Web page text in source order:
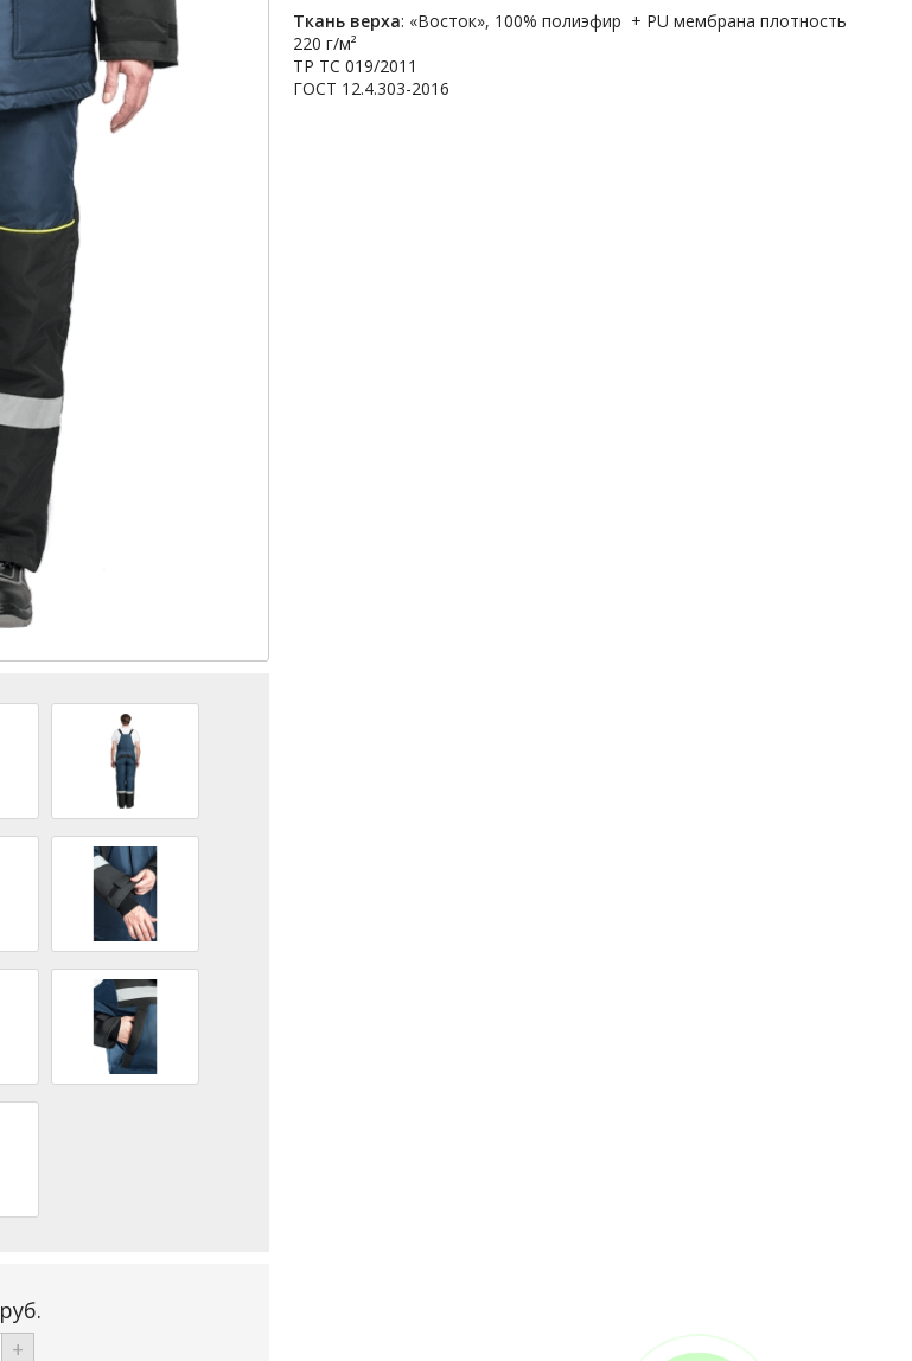
руб.
+
Ткань верха: «Восток», 100% полиэфир + PU мембрана плотность
220 г/м²
ТР ТС 019/2011
ГОСТ 12.4.303-2016